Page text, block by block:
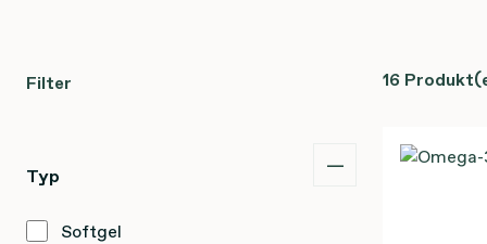
Filter
Typ
Softgel
16